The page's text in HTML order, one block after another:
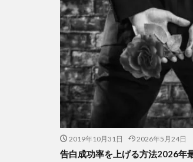
2019年10月31日 2026年5月24日
告白成功率を上げる方法2026年